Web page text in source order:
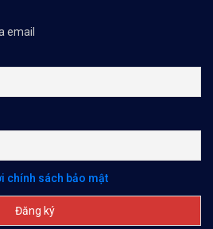
email
chính sách bảo mật